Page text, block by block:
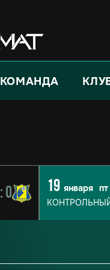
КОМАНДА
: 0 19 января пт